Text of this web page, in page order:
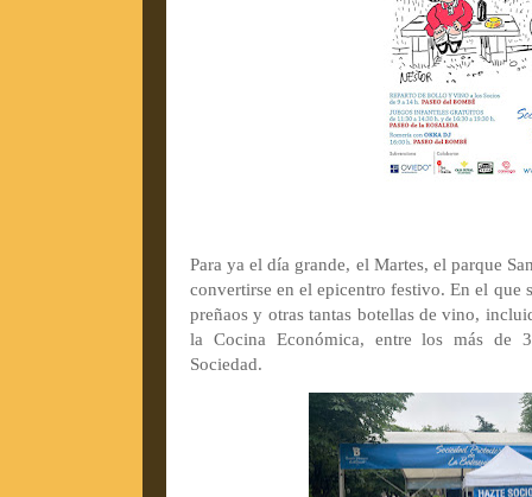
Para ya el día grande, el Martes, el parque
convertirse en el epicentro festivo. En el que
preñaos y otras tantas botellas de vino,
la Cocina Económica, entre los más de
Sociedad.